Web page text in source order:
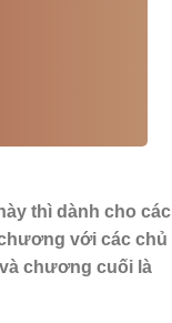
thì dành cho các
với các chủ
chương cuối là